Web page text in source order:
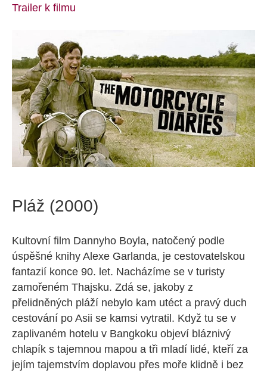
Trailer k filmu
Pláž (2000)
Kultovní film Dannyho Boyla, natočený podle
úspěšné knihy Alexe Garlanda, je cestovatelskou
fantazií konce 90. let. Nacházíme se v turisty
zamořeném Thajsku. Zdá se, jakoby z
přelidněných pláží nebylo kam utéct a pravý duch
cestování po Asii se kamsi vytratil. Když tu se v
zaplivaném hotelu v Bangkoku objeví bláznivý
chlapík s tajemnou mapou a tři mladí lidé, kteří za
jejím tajemstvím doplavou přes moře klidně i bez